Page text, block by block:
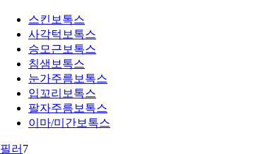
스킨보톡스
사각턱보톡스
승모근보톡스
침샘보톡스
눈가주름보톡스
입꼬리보톡스
팔자주름보톡스
이마/미간보톡스
필러 7